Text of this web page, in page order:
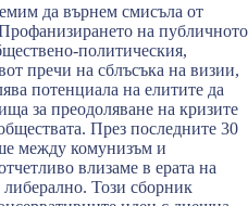
да върнем смисъла от
на публичното
политическия,
пречи на сблъсъка на визии,
потенциала на елитите да
за преодоляване на кризите
През последните 30
между комунизъм и
влизаме в ерата на
Този сборник